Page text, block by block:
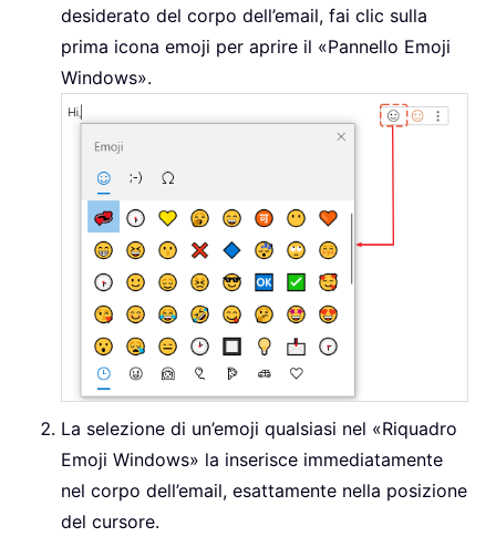
desiderato del corpo dell’email, fai clic sulla
prima icona emoji per aprire il «Pannello Emoji
Windows».
La selezione di un’emoji qualsiasi nel «Riquadro
Emoji Windows» la inserisce immediatamente
nel corpo dell’email, esattamente nella posizione
del cursore.